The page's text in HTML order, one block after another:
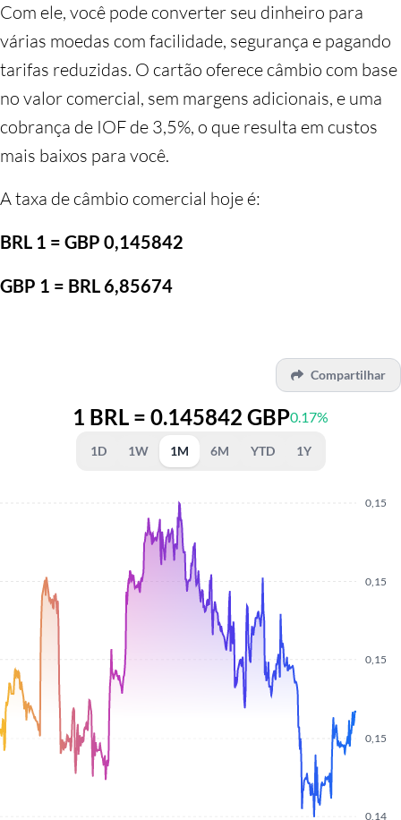
Com ele, você pode converter seu dinheiro para
várias moedas com facilidade, segurança e pagando
tarifas reduzidas. O cartão oferece câmbio com base
no valor comercial, sem margens adicionais, e uma
cobrança de IOF de 3,5%, o que resulta em custos
mais baixos para você.
A taxa de câmbio comercial hoje é:
BRL 1 = GBP 0,145842
GBP 1 = BRL 6,85674
Compartilhar
1 BRL = 0.145842 GBP0.17%
1D 1W 1M 6M YTD 1Y
0,14
0,15
0,15
0,15
0,15